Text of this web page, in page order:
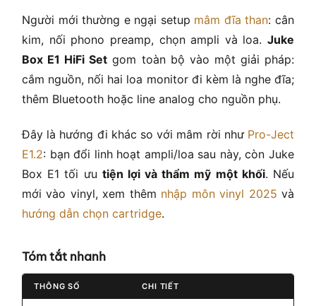
Người mới thường e ngại setup mâm đĩa than: cân
kim, nối phono preamp, chọn ampli và loa. Juke
Box E1 HiFi Set gom toàn bộ vào một giải pháp:
cắm nguồn, nối hai loa monitor đi kèm là nghe đĩa;
thêm Bluetooth hoặc line analog cho nguồn phụ.
Đây là hướng đi khác so với mâm rời như Pro-Ject
E1.2: bạn đổi linh hoạt ampli/loa sau này, còn Juke
Box E1 tối ưu tiện lợi và thẩm mỹ một khối. Nếu
mới vào vinyl, xem thêm nhập môn vinyl 2025 và
hướng dẫn chọn cartridge.
Tóm tắt nhanh
THÔNG SỐ CHI TIẾT